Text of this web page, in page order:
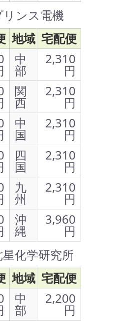
ンス電機
地域 宅配便
中
部
2,310
円
関
西
2,310
円
中
国
2,310
円
四
国
2,310
円
九
州
2,310
円
沖
縄
3,960
円
化学研究所
地域 宅配便
中
部
2,200
円